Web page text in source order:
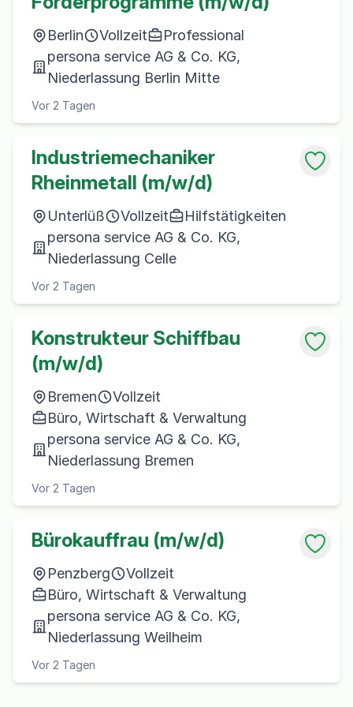
Berlin Vollzeit
Professional
persona service AG & Co. KG,
Niederlassung Berlin Mitte
Vor 2 Tagen
Industriemechaniker
Rheinmetall (m/w/d)
Unterlüß Vollzeit
Hilfstätigkeiten
persona service AG & Co. KG,
Niederlassung Celle
Vor 2 Tagen
Konstrukteur Schiffbau
(m/w/d)
Bremen
Vollzeit
Büro, Wirtschaft & Verwaltung
persona service AG & Co. KG,
Niederlassung Bremen
Vor 2 Tagen
Bürokauffrau (m/w/d)
Penzberg
Vollzeit
Büro, Wirtschaft & Verwaltung
persona service AG & Co. KG,
Niederlassung Weilheim
Vor 2 Tagen